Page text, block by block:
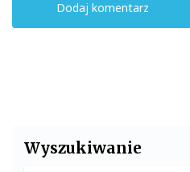
Wyszukiwanie